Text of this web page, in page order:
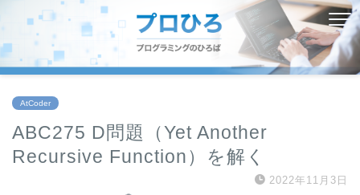
AtCoder
ABC275 D問題（Yet Another
Recursive Function）を解く
2022年11月3日